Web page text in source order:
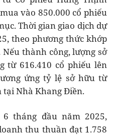
vào 850.000 cổ phiếu
Thời gian giao dịch dự
theo phương thức khớp
thành công, lượng sở
từ 616.410 cổ phiếu lên
ứng tỷ lệ sở hữu từ
tại Nhà Khang Điền.
tháng đầu năm 2025,
thu thuần đạt 1.758